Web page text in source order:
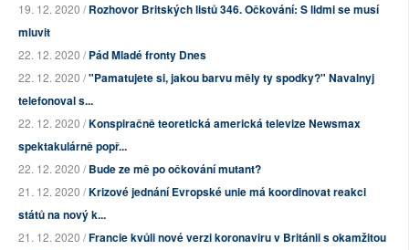
19. 12. 2020 /Rozhovor Britských listů 346. Očkování: S lidmi se musí
mluvit
22. 12. 2020 /Pád Mladé fronty Dnes
22. 12. 2020 /"Pamatujete si, jakou barvu měly ty spodky?" Navalnyj
telefonoval s...
22. 12. 2020 /Konspiračně teoretická americká televize Newsmax
spektakulárně popř...
22. 12. 2020 /Bude ze mě po očkování mutant?
21. 12. 2020 /Krizové jednání Evropské unie má koordinovat reakci
států na nový k...
21. 12. 2020 /Francie kvůli nové verzi koronaviru v Británii s okamžitou